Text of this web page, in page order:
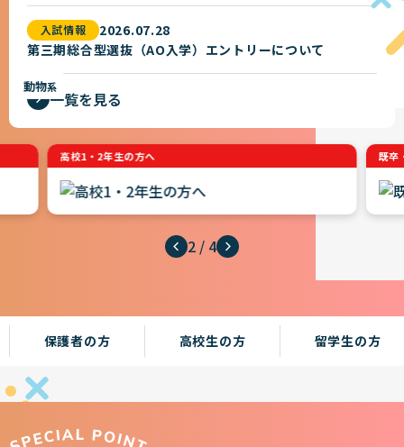
動物系
入試情報
2026.07.28
第三期総合型選抜（AO入学）エントリーについて
一覧を見る
高校1・2年生の方へ 既卒
2 / 4
保護者の方 高校生の方 留学生の方